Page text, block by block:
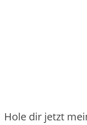
Hole dir jetzt